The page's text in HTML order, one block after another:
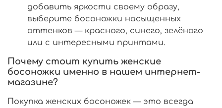
добавить яркости своему образу,
выберите босоножки насыщенных
оттенков — красного, синего, зелёного
или с интересными принтами.
Почему стоит купить женские
босоножки именно в нашем интернет-
магазине?
Покупка женских босоножек — это всегда